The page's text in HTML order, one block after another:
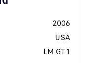
2006
USA
LM GT1